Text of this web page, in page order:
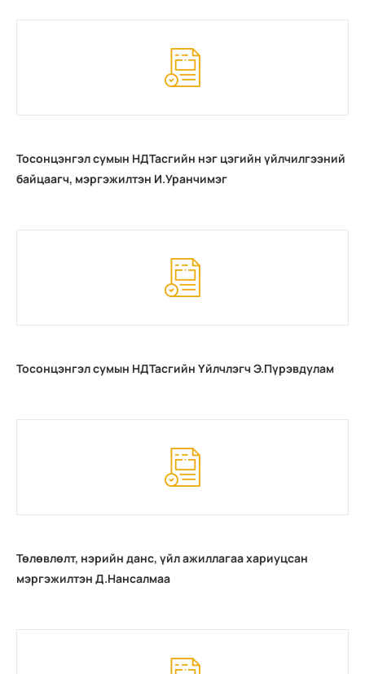
Тосонцэнгэл сумын НДТасгийн нэг цэгийн үйлчилгээний
байцаагч, мэргэжилтэн И.Уранчимэг
Тосонцэнгэл сумын НДТасгийн Үйлчлэгч Э.Пүрэвдулам
Төлөвлөлт, нэрийн данс, үйл ажиллагаа хариуцсан
мэргэжилтэн Д.Нансалмаа